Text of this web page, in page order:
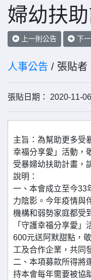
婦幼扶
上一則公告 下
人事公告 / 張貼者
張貼日期： 2020-11-
主旨：為幫助更多受
幸福分享愛」活動
受暴婦幼扶助計畫，
說明：
一、本會成立至今33
力陰影。今年疫情與
機構和弱勢家庭都受
「守護幸福分享愛
600元送阿默甜點，
工及合作企業，共同
二、本項募款所得將
持本會每年需要被協